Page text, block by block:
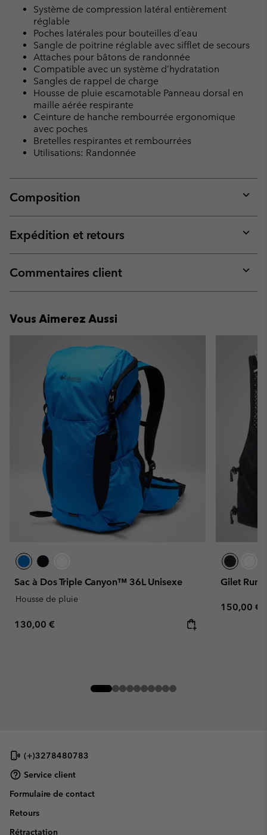
Système de compression latéral entièrement
réglable
Poches latérales pour bouteilles d’eau
Sangle de poitrine réglable avec sifflet de secours
Attaches pour bâtons de randonnée
Compatible avec un système d’hydratation
Sangles de rappel de charge
Housse de pluie escamotable Panneau dorsal en
maille aérée respirante
Ceinture de hanche rembourrée ergonomique
avec poches
Bretelles respirantes et rembourrées
Utilisations: Randonnée
Composition
or
Expédition et retours
or
Commentaires client
or
Vous Aimerez Aussi
Sac à Dos Triple Canyon™ 36L Unisexe
Housse de pluie
Regular price:
130,00 €
Gilet
Regular
150,00 €
(+)3278480783
Service client
Formulaire de contact
Retours
Rétractation